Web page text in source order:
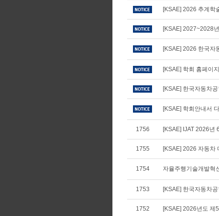
[KSAE] 2026 추계학
[KSAE] 2027~2028
[KSAE] 2026 한국자
[KSAE] 학회 홈페이
[KSAE] 한국자동차
[KSAE] 학회안내서
1756 [KSAE] IJAT 2026년
1755 [KSAE] 2026 자동차
1754 자율주행기술개발혁
1753 [KSAE] 한국자동차
1752 [KSAE] 2026년도 제